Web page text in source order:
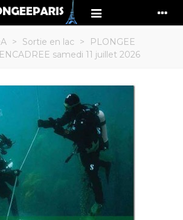
> Sortie en lac >
PLONGEE
samedi 11 juillet 2026